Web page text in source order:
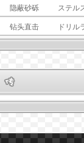
隐蔽砂砾 ステル
钻头直击 ドリル